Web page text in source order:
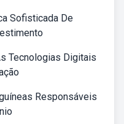
Sofisticada De
Tecnologias Digitais
Responsáveis